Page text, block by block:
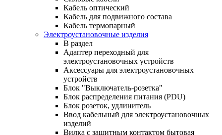
Кабель оптический
Кабель для подвижного состава
Кабель термопарный
Электроустановочные изделия
В раздел
Адаптер переходный для
электроустановочных устройств
Аксессуары для электроустановочных
устройств
Блок "Выключатель-розетка"
Блок распределения питания (PDU)
Блок розеток, удлинитель
Ввод кабельный для электроустановочных
изделий
Вилка с защитным контактом бытовая